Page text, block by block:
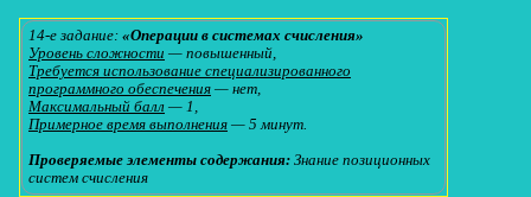
14-е задание: «Операции в системах счисления»
Уровень сложности — повышенный,
Требуется использование специализированного
программного обеспечения — нет,
Максимальный балл — 1,
Примерное время выполнения — 5 минут.
Проверяемые элементы содержания: Знание позиционных
систем счисления